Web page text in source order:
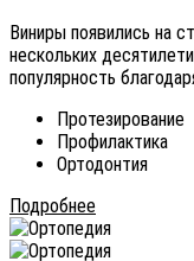
Виниры появились на
нескольких
популярность
Протезирование
Профилактика
Ортодонтия
Подробнее